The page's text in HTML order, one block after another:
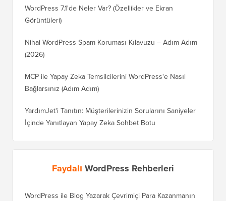
WordPress 7.1'de Neler Var? (Özellikler ve Ekran
Görüntüleri)
Nihai WordPress Spam Koruması Kılavuzu – Adım Adım
(2026)
MCP ile Yapay Zeka Temsilcilerini WordPress'e Nasıl
Bağlarsınız (Adım Adım)
YardımJet'i Tanıtın: Müşterilerinizin Sorularını Saniyeler
İçinde Yanıtlayan Yapay Zeka Sohbet Botu
Faydalı WordPress Rehberleri
WordPress ile Blog Yazarak Çevrimiçi Para Kazanmanın